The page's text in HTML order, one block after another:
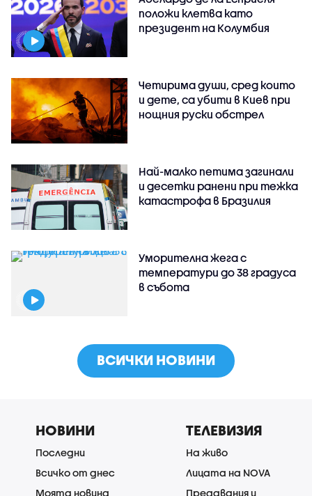
положи клетва като
президент на Колумбия
Четирима души, сред които
и дете, са убити в Киев при
нощния руски обстрел
Най-малко петима загинали
и десетки ранени при тежка
катастрофа в Бразилия
Уморителна жега с
температури до 38 градуса
в събота
ВСИЧКИ НОВИНИ
НОВИНИ
Последни
Всичко от днес
Моята новина
ТЕЛЕВИЗИЯ
На живо
Лицата на NOVA
Предавания и